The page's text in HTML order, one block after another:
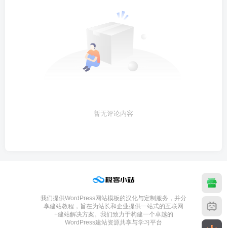
暂无评论内容
我们提供WordPress网站模板的汉化与定制服务，并分
享建站教程，旨在为站长和企业提供一站式的互联网
+建站解决方案。我们致力于构建一个卓越的
WordPress建站资源共享与学习平台